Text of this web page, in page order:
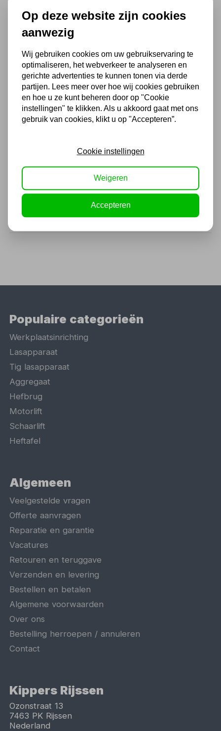
Chat met ons van 9:00 tot 21:00 !
Voor 16.00 u besteld, dezelfde dag
(Technische) Vragen ? Bel ons +31
548 51 75 75
1.500 m2 winkel in Rijssen !
Twents familiebedrijf sinds 1992 !
DiBO Sweeper 464 E
veegmachine
Niet uit voorraad leverbaar
3.484,80
Populaire categorieën
Werkplaatsinrichting
Lasapparaat
Tig lasapparaat
Aggregaat
Hefbrug
Motorlift
Schaarlift
Heftafel
Algemeen
Veelgestelde vragen
Offerte aanvragen
Reparatie en garantie
Vacatures
Retouren en teruggave
Verzenden en levering
Bestellen en betalen
Algemene voorwaarden
Over ons
Bestelling herroepen / annuleren
Contact
Kippers Rijssen
Ozonstraat 13
7463 PK Rijssen
Nederland
Op deze website zijn cookies
aanwezig
Wij gebruiken cookies om uw gebruikservaring te
optimaliseren, het webverkeer te analyseren en
gerichte advertenties te kunnen tonen via derde
partijen. Lees meer over hoe wij cookies gebruiken
en hoe u ze kunt beheren door op "Cookie
instellingen" te klikken. Als u akkoord gaat met ons
gebruik van cookies, klikt u op "Accepteren”.
Cookie instellingen
Weigeren
Accepteren